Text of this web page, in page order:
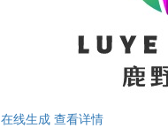
在线生成 查看详情